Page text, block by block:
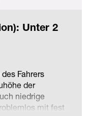
Unter 2
Fahrers
der
niedrige
mit fest